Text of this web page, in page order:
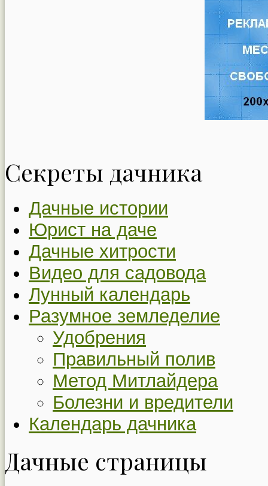
Секреты дачника
Дачные истории
Юрист на даче
Дачные хитрости
Видео для садовода
Лунный календарь
Разумное земледелие
Удобрения
Правильный полив
Метод Митлайдера
Болезни и вредители
Календарь дачника
Дачные страницы